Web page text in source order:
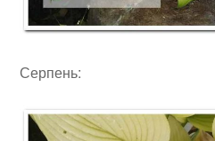
Серпень: